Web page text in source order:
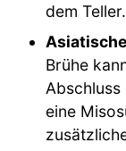
dem Teller.
Brühe
Abschluss
eine